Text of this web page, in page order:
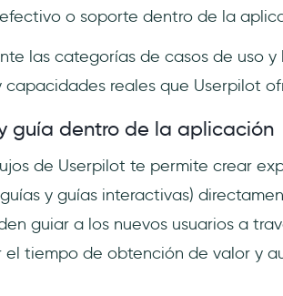
o soporte dentro de la
las categorías de casos de uso y
capacidades reales que Userpilot
guía dentro de la aplicación
de Userpilot te permite crear
y guías interactivas)
guiar a los nuevos usuarios a
tiempo de obtención de valor y